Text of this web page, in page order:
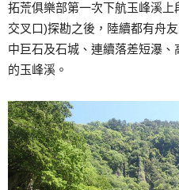
拓荒俱樂部第一次下航玉峰溪
交叉口)探勘之後，陸續都有舟
中巨石及石城、連續落差短瀑
的玉峰溪。